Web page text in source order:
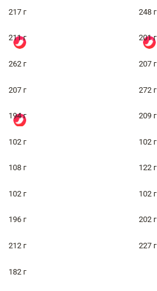
217 г 248 г
211 г 201 г
262 г 207 г
207 г 272 г
194 г 209 г
102 г 102 г
108 г 122 г
102 г 102 г
196 г 202 г
212 г 227 г
182 г